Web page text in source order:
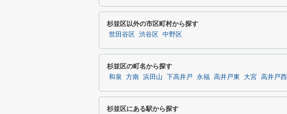
杉並区以外の市区町村から探す
世田谷区 渋谷区 中野区
杉並区の町名から探す
和泉 方南 浜田山 下高井戸 永福 高井戸東 大宮 高井戸西
杉並区にある駅から探す